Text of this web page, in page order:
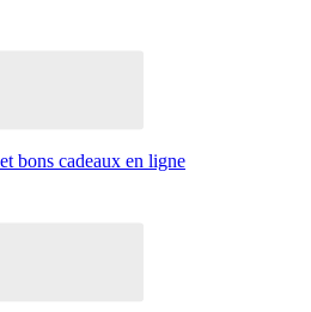
bons cadeaux en ligne